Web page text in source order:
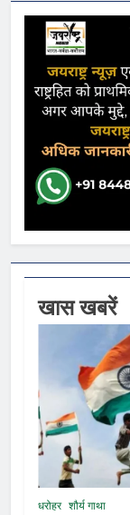
खास खबरें
धरोहर शौर्य गाथा